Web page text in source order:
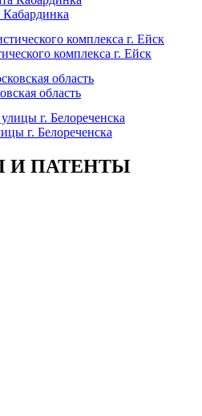
комплекса г. Ейск
область
г. Белореченска
И ПАТЕНТЫ